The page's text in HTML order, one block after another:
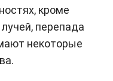
кроме
перепада
некоторые